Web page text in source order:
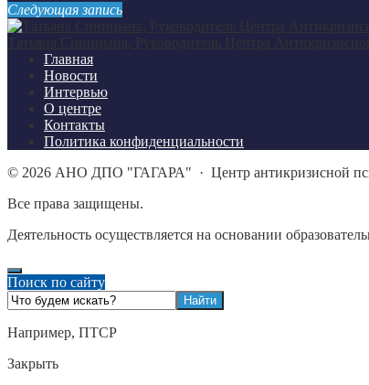
Следующая запись
Главная
Новости
Интервью
О центре
Контакты
Политика конфиденциальности
© 2026 АНО ДПО "ГАГАРА" · Центр антикризисной
Все права защищены.
Деятельность осуществляется на основании
Поиск по сайту
Например, ПТСР
Закрыть